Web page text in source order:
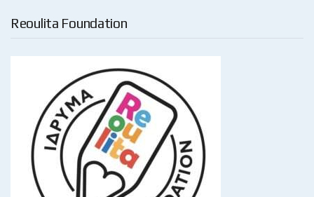
Reoulita Foundation